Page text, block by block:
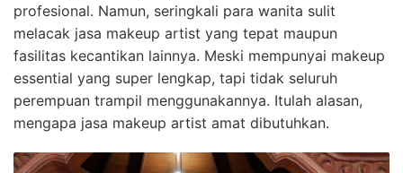
profesional. Namun, seringkali para wanita sulit
melacak jasa makeup artist yang tepat maupun
fasilitas kecantikan lainnya. Meski mempunyai makeup
essential yang super lengkap, tapi tidak seluruh
perempuan trampil menggunakannya. Itulah alasan,
mengapa jasa makeup artist amat dibutuhkan.